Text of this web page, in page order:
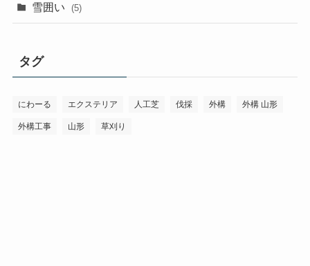
雪囲い (5)
タグ
にわーる エクステリア 人工芝 伐採 外構 外構 山形
外構工事 山形 草刈り